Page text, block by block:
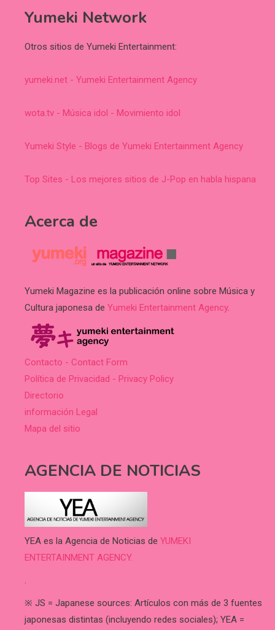
Yumeki Network
Otros sitios de Yumeki Entertainment:
yumeki.net - Yumeki Entertainment Agency
wota.tv - Música idol - Movimiento idol
Yumeki Style - Blogs de Yumeki Entertainment Agency
Top Sites - Los mejores sitios de J-Pop en habla hispana
Acerca de
Yumeki Magazine es la publicación online sobre Música y
Cultura japonesa de Yumeki Entertainment Agency.
Contacto - Contact Form
Política de Privacidad - Privacy Policy
Directorio
información Legal
Mapa del sitio
AGENCIA DE NOTICIAS
YEA es la Agencia de Noticias de YUMEKI
ENTERTAINMENT AGENCY.
.
※ JS = Japanese sources: Artículos con más de 3 fuentes
japonesas distintas (incluyendo redes sociales); YEA =